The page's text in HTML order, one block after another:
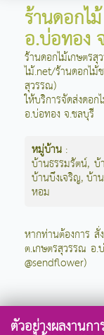
ร้านดอกไ
อ.บ่อทอง
ร้านดอกไม้เกษต
ไม้.net/ร้านดอกไม้
สุวรรณ)
ให้บริการจัดส่งดอ
อ.บ่อทอง จ.ชลบุรี
หมู่บ้าน :
บ้านธรรมรัตน์, บ้
บ้านบึงเจริญ,บ้า
หอม
หากท่านต้องการ สั่
ต.เกษตรสุวรรณ อ
@sendflower)
ตัวอย่างผลงานก